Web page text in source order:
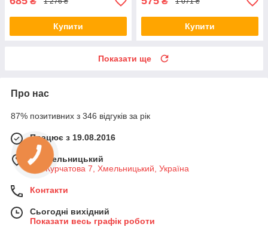
Купити Купити
Показати ще
Про нас
87% позитивних з 346 відгуків за рік
Працює з 19.08.2016
м. Хмельницький
вул Курчатова 7, Хмельницький, Україна
Контакти
Сьогодні вихідний
Показати весь графік роботи